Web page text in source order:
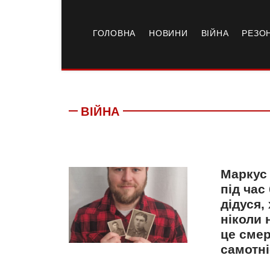
ГОЛОВНА НОВИНИ ВІЙНА
ВІЙНА
Маркус
під
ніколи
це